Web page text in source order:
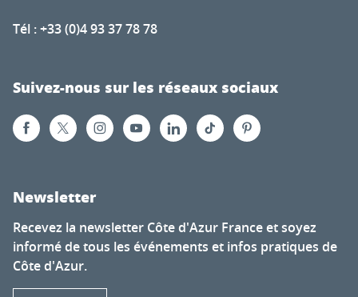
Tél : +33 (0)4 93 37 78 78
Suivez-nous sur les réseaux sociaux
Newsletter
Recevez la newsletter Côte d'Azur France et soyez
informé de tous les événements et infos pratiques de
Côte d'Azur.